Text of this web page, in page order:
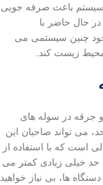
سیستم باعث صرفه جویی
حال حاضر با
چنین سیستمی می
زیست کند.
و جرقه در سوله های
می تواند صاحبان این
است که با استفاده از
حد خیلی زیادی کمتر می
ها، بی نیاز خواهید